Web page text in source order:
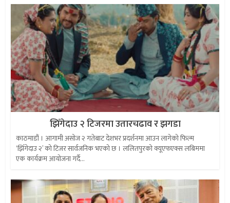
झिँगेदाउ २ टिजरमा उतारचढाव र झगडा
काठमाडौं । आगामी असोज २ गतेबाट देशभर प्रदर्शनमा आउन लागेको फिल्म
‘झिँगेदाउ २’ को टिजर सार्वजनिक भएको छ । ललितपुरको क्यूएफएक्स लबिममा
एक कार्यक्रम आयोजना गर्दै...